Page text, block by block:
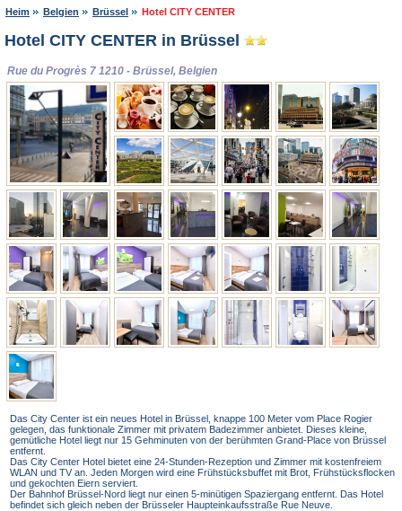
Heim Belgien Brüssel Hotel CITY CENTER
Hotel CITY CENTER in Brüssel
Rue du Progrès 7 1210 - Brüssel, Belgien
Das City Center ist ein neues Hotel in Brüssel, knappe 100 Meter vom Place Rogier
gelegen, das funktionale Zimmer mit privatem Badezimmer anbietet. Dieses kleine,
gemütliche Hotel liegt nur 15 Gehminuten von der berühmten Grand-Place von Brüssel
entfernt.
Das City Center Hotel bietet eine 24-Stunden-Rezeption und Zimmer mit kostenfreiem
WLAN und TV an. Jeden Morgen wird eine Frühstücksbuffet mit Brot, Frühstücksflocken
und gekochten Eiern serviert.
Der Bahnhof Brüssel-Nord liegt nur einen 5-minütigen Spaziergang entfernt. Das Hotel
befindet sich gleich neben der Brüsseler Haupteinkaufsstraße Rue Neuve.